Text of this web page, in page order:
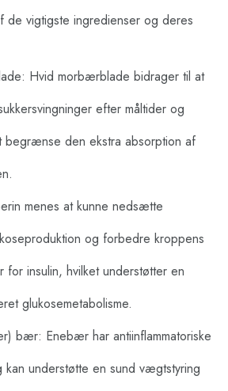
de vigtigste ingredienser og deres
Hvid morbærblade bidrager til at
efter måltider og
den ekstra absorption af
menes at kunne nedsætte
og forbedre kroppens
for insulin, hvilket understøtter en
glukosemetabolisme.
bær: Enebær har antiinflammatoriske
kan understøtte en sund vægtstyring